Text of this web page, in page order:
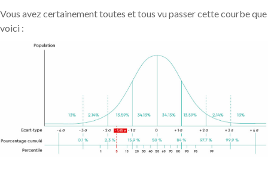
Vous avez certainement toutes et tous vu passer cette courbe que
voici :